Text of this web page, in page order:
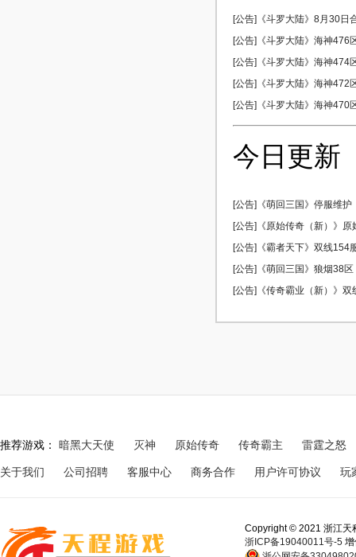
[公告]《斗罗大陆》8月30日
[公告]《斗罗大陆》海神476
[公告]《斗罗大陆》海神474
[公告]《斗罗大陆》海神472
[公告]《斗罗大陆》海神470
今日更新
[公告]《萌回三国》停服维护
[公告]《原始传奇（新）》
[公告]《霸者天下》双线154
[公告]《萌回三国》狼烟38
[公告]《传奇霸业（新）》
推荐游戏： 暗黑大天使 灭神 原始传奇 传奇霸主 雷霆之怒
关于我们 公司招聘 客服中心 商务合作 用户许可协议 玩
Copyright © 2021 浙江天
浙ICP备19040011号-5